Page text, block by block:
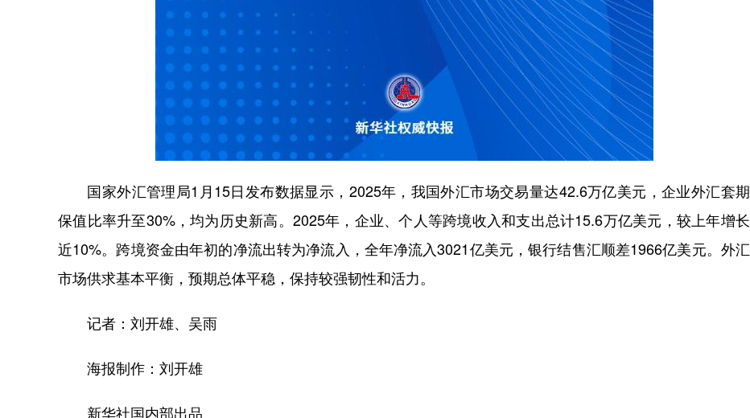
国家外汇管理局1月15日发布数据显示，2025年，我国外汇市场交易量达42.6万亿美元，企业外汇套期
保值比率升至30%，均为历史新高。2025年，企业、个人等跨境收入和支出总计15.6万亿美元，较上年增长
近10%。跨境资金由年初的净流出转为净流入，全年净流入3021亿美元，银行结售汇顺差1966亿美元。外汇
市场供求基本平衡，预期总体平稳，保持较强韧性和活力。
记者：刘开雄、吴雨
海报制作：刘开雄
新华社国内部出品